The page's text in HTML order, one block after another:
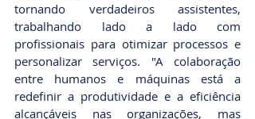
tornando verdadeiros assistentes,
trabalhando lado a lado com
profissionais para otimizar processos e
personalizar serviços. "A colaboração
entre humanos e máquinas está a
redefinir a produtividade e a eficiência
alcançáveis nas organizações, mas